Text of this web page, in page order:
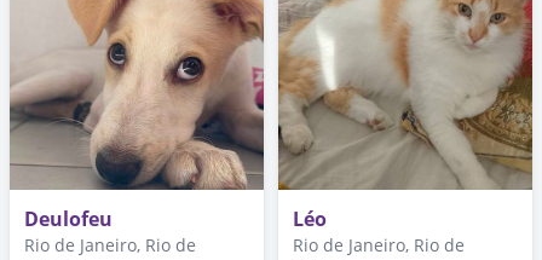
Deulofeu
Rio de Janeiro, Rio de
Léo
Rio de Janeiro, Rio de